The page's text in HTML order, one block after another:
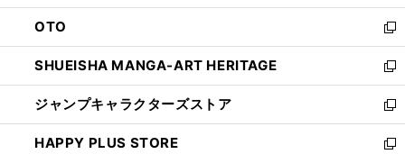
ウ
で
開
く
ン
ド
ウ
で
開
く
OTO
新
し
い
ウ
ィ
ン
ド
SHUEISHA MANGA-ART HERITAGE
新
し
い
ウ
ィ
ジャンプキャラクターズストア
新
し
い
HAPPY PLUS STORE
新